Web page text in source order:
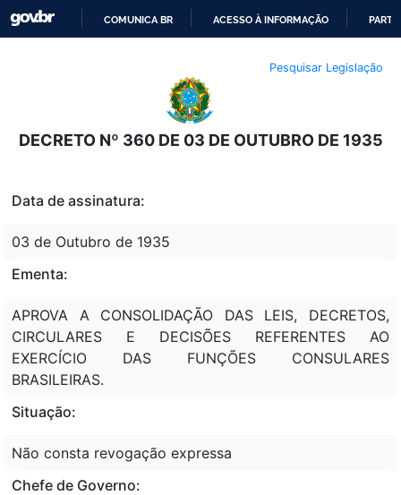
O
CONTEÚDO
COMUNICA BR ACESSO À INFORMAÇÃO
Pesquisar Legislação
DECRETO Nº 360 DE 03 DE OUTUBRO DE 1935
Data de assinatura:
03 de Outubro de 1935
Ementa:
APROVA A CONSOLIDAÇÃO DAS LEIS, DECRETOS,
CIRCULARES E DECISÕES REFERENTES AO
EXERCÍCIO DAS FUNÇÕES CONSULARES
BRASILEIRAS.
Situação:
Não consta revogação expressa
Chefe de Governo: